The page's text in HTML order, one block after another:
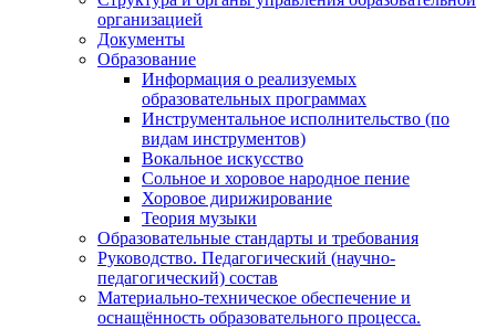
организацией
Документы
Образование
Информация о реализуемых
образовательных программах
Инструментальное исполнительство (по
видам инструментов)
Вокальное искусство
Сольное и хоровое народное пение
Хоровое дирижирование
Теория музыки
Образовательные стандарты и требования
Руководство. Педагогический (научно-
педагогический) состав
Материально-техническое обеспечение и
оснащённость образовательного процесса.